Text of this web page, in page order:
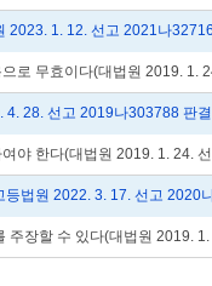
2023. 1. 12. 선고 2021나
로 무효이다(대법원 2019.
4. 28. 선고 2019나303788 판
야 한다(대법원 2019. 1. 24.
등법원 2022. 3. 17. 선고 2020
주장할 수 있다(대법원 2019.